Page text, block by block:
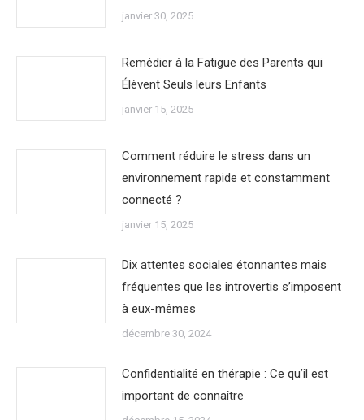
janvier 30, 2025
Remédier à la Fatigue des Parents qui
Élèvent Seuls leurs Enfants
janvier 15, 2025
Comment réduire le stress dans un
environnement rapide et constamment
connecté ?
janvier 15, 2025
Dix attentes sociales étonnantes mais
fréquentes que les introvertis s’imposent
à eux-mêmes
décembre 30, 2024
Confidentialité en thérapie : Ce qu’il est
important de connaître